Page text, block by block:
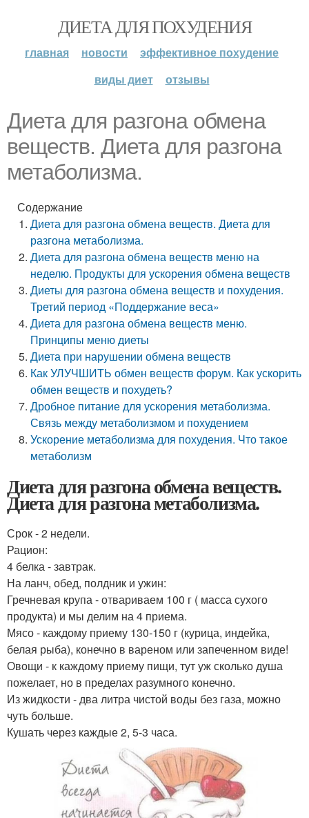
ДИЕТА ДЛЯ ПОХУДЕНИЯ
главная новости
эффективное похудение
виды диет
отзывы
Диета для разгона обмена
веществ. Диета для разгона
метаболизма.
Содержание
Диета для разгона обмена веществ. Диета для
разгона метаболизма.
Диета для разгона обмена веществ меню на
неделю. Продукты для ускорения обмена веществ
Диеты для разгона обмена веществ и похудения.
Третий период «Поддержание веса»
Диета для разгона обмена веществ меню.
Принципы меню диеты
Диета при нарушении обмена веществ
Как УЛУЧШИТЬ обмен веществ форум. Как ускорить
обмен веществ и похудеть?
Дробное питание для ускорения метаболизма.
Связь между метаболизмом и похудением
Ускорение метаболизма для похудения. Что такое
метаболизм
Диета для разгона обмена веществ.
Диета для разгона метаболизма.
Срок - 2 недели.
Рацион:
4 белка - завтрак.
На ланч, обед, полдник и ужин:
Гречневая крупа - отвариваем 100 г ( масса сухого
продукта) и мы делим на 4 приема.
Мясо - каждому приему 130-150 г (курица, индейка,
белая рыба), конечно в вареном или запеченном виде!
Овощи - к каждому приему пищи, тут уж сколько душа
пожелает, но в пределах разумного конечно.
Из жидкости - два литра чистой воды без газа, можно
чуть больше.
Кушать через каждые 2, 5-3 часа.